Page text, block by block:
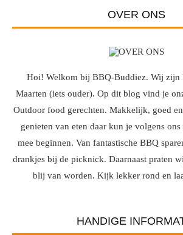
OVER ONS
Hoi! Welkom bij BBQ-Buddiez. Wij zijn
Maarten (iets ouder). Op dit blog vind je
Outdoor food gerechten. Makkelijk, goed
genieten van eten daar kun je volgens
mee beginnen. Van fantastische BBQ
drankjes bij de picknick. Daarnaast praten
blij van worden. Kijk lekker rond en
HANDIGE